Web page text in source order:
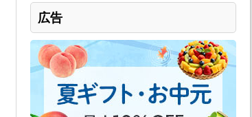
広告